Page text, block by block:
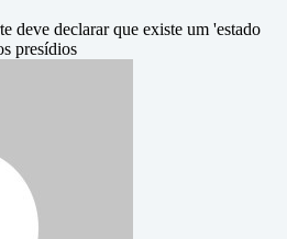
deve declarar que existe um 'estado
presídios